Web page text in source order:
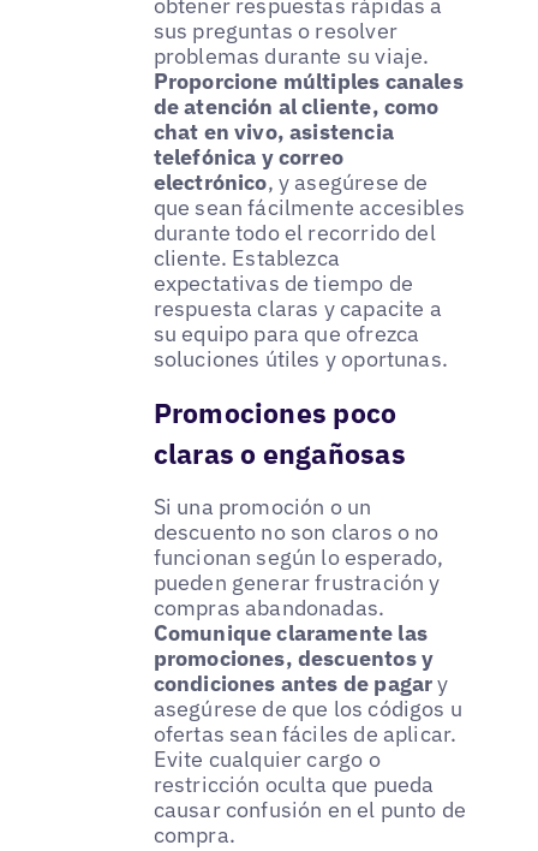
obtener respuestas rápidas a
sus preguntas o resolver
problemas durante su viaje.
Proporcione múltiples canales
de atención al cliente, como
chat en vivo, asistencia
telefónica y correo
electrónico, y asegúrese de
que sean fácilmente accesibles
durante todo el recorrido del
cliente. Establezca
expectativas de tiempo de
respuesta claras y capacite a
su equipo para que ofrezca
soluciones útiles y oportunas.
Promociones poco
claras o engañosas
Si una promoción o un
descuento no son claros o no
funcionan según lo esperado,
pueden generar frustración y
compras abandonadas.
Comunique claramente las
promociones, descuentos y
condiciones antes de pagary
asegúrese de que los códigos u
ofertas sean fáciles de aplicar.
Evite cualquier cargo o
restricción oculta que pueda
causar confusión en el punto de
compra.